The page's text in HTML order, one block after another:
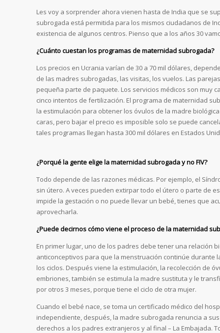
Les voy a sorprender ahora vienen hasta de India que se
subrogada está permitida para los mismos ciudadanos de
existencia de algunos centros. Pienso que a los años 30
¿Cuánto cuestan los programas de maternidad subrogada?
Los precios en Ucrania varían de 30 a 70 mil dólares,
de las madres subrogadas, las visitas, los vuelos. Las
pequeña parte de paquete. Los servicios médicos son muy
cinco intentos de fertilización. El programa de maternidad
la estimulación para obtener los óvulos de la madre
caras, pero bajar el precio es imposible solo se puede
tales programas llegan hasta 300 mil dólares en Estados
¿Porqué la gente elige la maternidad subrogada y no FIV?
Todo depende de las razones médicas. Por ejemplo, el
sin útero. A veces pueden extirpar todo el útero o parte de
impide la gestación o no puede llevar un bebé, tienes que
aprovecharla.
¿Puede decirnos cómo viene el proceso de la maternidad
En primer lugar, uno de los padres debe tener una relación
anticonceptivos para que la menstruación continúe durante
los ciclos. Después viene la estimulación, la recolección de
embriones, también se estimula la madre sustituta y le
por otros 3 meses, porque tiene el ciclo de otra mujer.
Cuando el bebé nace, se toma un certificado médico del
independiente, después, la madre subrogada renuncia a
derechos a los padres extranjeros y al final – La Embajada.